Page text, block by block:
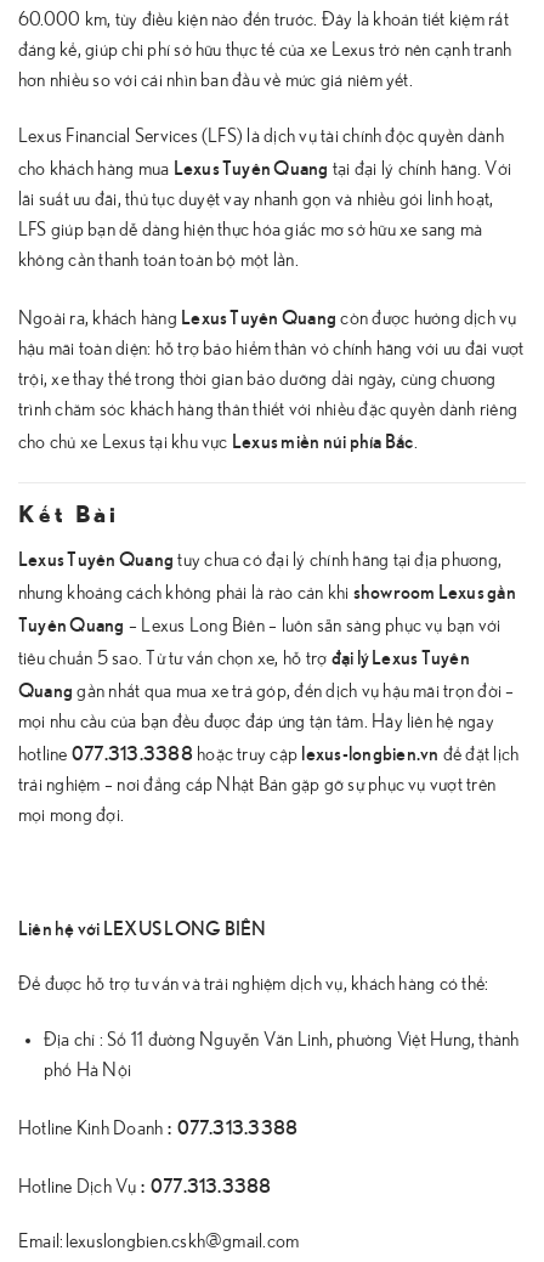
60.000 km, tùy điều kiện nào đến trước. Đây là khoản tiết kiệm rất
đáng kể, giúp chi phí sở hữu thực tế của xe Lexus trở nên cạnh tranh
hơn nhiều so với cái nhìn ban đầu về mức giá niêm yết.
Lexus Financial Services (LFS) là dịch vụ tài chính độc quyền dành
cho khách hàng mua Lexus Tuyên Quang tại đại lý chính hãng. Với
lãi suất ưu đãi, thủ tục duyệt vay nhanh gọn và nhiều gói linh hoạt,
LFS giúp bạn dễ dàng hiện thực hóa giấc mơ sở hữu xe sang mà
không cần thanh toán toàn bộ một lần.
Ngoài ra, khách hàng Lexus Tuyên Quang còn được hưởng dịch vụ
hậu mãi toàn diện: hỗ trợ bảo hiểm thân vỏ chính hãng với ưu đãi vượt
trội, xe thay thế trong thời gian bảo dưỡng dài ngày, cùng chương
trình chăm sóc khách hàng thân thiết với nhiều đặc quyền dành riêng
cho chủ xe Lexus tại khu vực Lexus miền núi phía Bắc
Kết Bài
Lexus Tuyên Quang tuy chưa có đại lý chính hãng tại địa phương,
nhưng khoảng cách không phải là rào cản khi showroom Lexus gần
Tuyên Quang – Lexus Long Biên – luôn sẵn sàng phục vụ bạn với
tiêu chuẩn 5 sao. Từ tư vấn chọn xe, hỗ trợ đại lý Lexus Tuyên
Quang gần nhất qua mua xe trả góp, đến dịch vụ hậu mãi trọn đời –
mọi nhu cầu của bạn đều được đáp ứng tận tâm. Hãy liên hệ ngay
hotline 077.313.3388 hoặc truy cập lexus-longbien.vn để đặt lịch
trải nghiệm – nơi đẳng cấp Nhật Bản gặp gỡ sự phục vụ vượt trên
mọi mong đợi.
Liên hệ với LEXUS LONG BIÊN
Để được hỗ trợ tư vấn và trải nghiệm dịch vụ, khách hàng có thể:
Địa chỉ : Số 11 đường Nguyễn Văn Linh, phường Việt Hưng, thành
phố Hà Nội
Hotline Kinh Doanh : 077.313.3388
Hotline Dịch Vụ : 077.313.3388
Email: lexuslongbien.cskh@gmail.com